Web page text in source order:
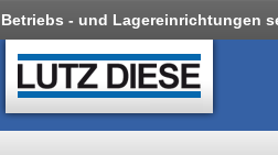
Betriebs - und Lagereinrichtungen